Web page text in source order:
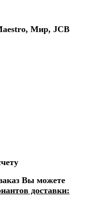
Мир, JCB
Вы можете
доставки: